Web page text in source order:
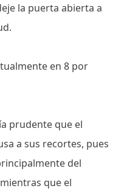
la puerta abierta a
en 8 por
prudente que el
a sus recortes, pues
del
que el